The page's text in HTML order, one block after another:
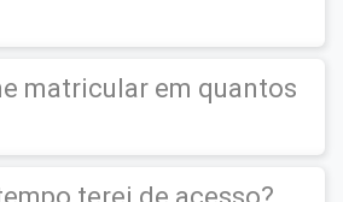
porém caso deseje emitir o
é cobrado uma taxa de
para ver um vídeo de como
em um
matricular em quantos